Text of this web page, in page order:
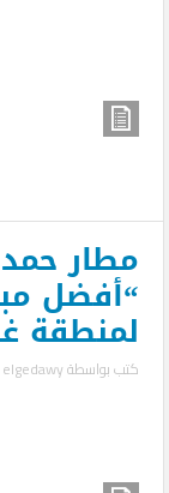
مطار
“أفضل
لمنطقة
كتب بواسطة